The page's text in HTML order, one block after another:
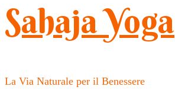
Sahaja Yoga
La Via Naturale per il Benessere